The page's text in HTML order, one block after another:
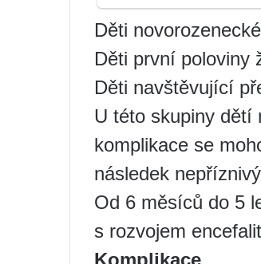
Děti
Děti první poloviny
Děti navštěvující
U této skupiny dětí
komplikace se
následek
Od 6 měsíců do 5
s rozvojem